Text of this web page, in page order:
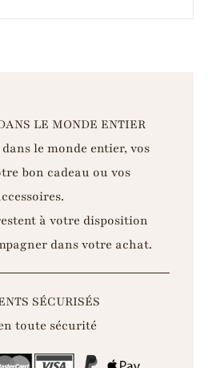
LE MONDE ENTIER
le monde entier, vos
bon cadeau ou vos
à votre disposition
dans votre achat.
SÉCURISÉS
toute sécurité